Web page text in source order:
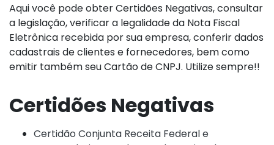
Aqui você pode obter Certidões Negativas, consultar
a legislação, verificar a legalidade da Nota Fiscal
Eletrônica recebida por sua empresa, conferir dados
cadastrais de clientes e fornecedores, bem como
emitir também seu Cartão de CNPJ. Utilize sempre!!
Certidões Negativas
Certidão Conjunta Receita Federal e